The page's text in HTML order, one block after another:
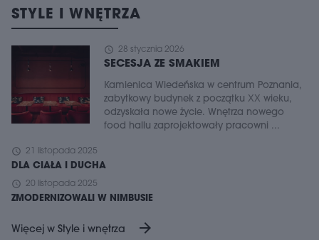
STYLE I WNĘTRZA
schedule 28 stycznia 2026
SECESJA ZE SMAKIEM
Kamienica Wiedeńska w centrum Poznania,
zabytkowy budynek z początku XX wieku,
odzyskała nowe życie. Wnętrza nowego
food hallu zaprojektowały pracowni ...
schedule 21 listopada 2025
DLA CIAŁA I DUCHA
schedule 20 listopada 2025
ZMODERNIZOWALI W NIMBUSIE
Więcej w Style i wnętrza arrow_forward